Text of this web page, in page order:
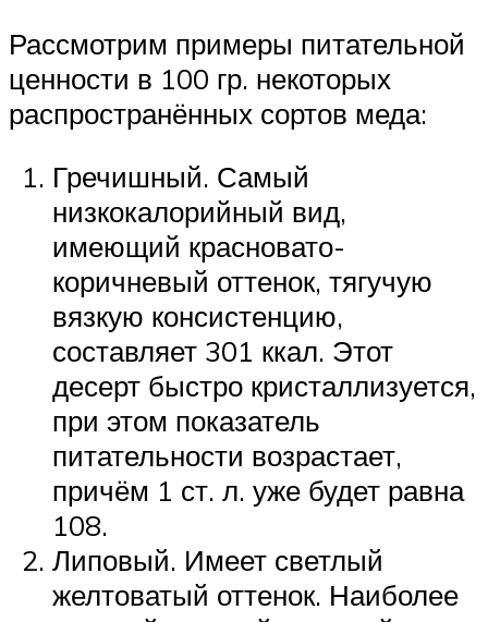
Рассмотрим примеры питательной
ценности в 100 гр. некоторых
распространённых сортов меда:
Гречишный. Самый
низкокалорийный вид,
имеющий красновато-
коричневый оттенок, тягучую
вязкую консистенцию,
составляет 301 ккал. Этот
десерт быстро кристаллизуется,
при этом показатель
питательности возрастает,
причём 1 ст. л. уже будет равна
108.
Липовый. Имеет светлый
желтоватый оттенок. Наиболее